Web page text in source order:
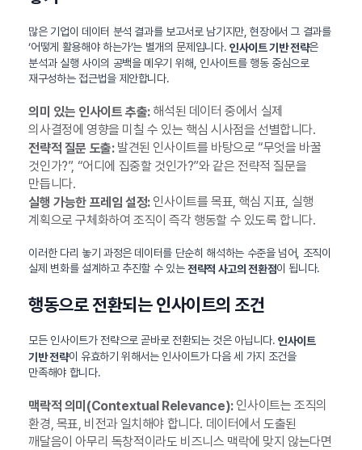
많은 기업이 데이터 분석 결과를 보고서로 남기지만, 현장에서 그 결과를
‘어떻게 활용해야 하는가’는 별개의 문제입니다. 인사이트 기반 전략은
분석과 실행 사이의 공백을 메우기 위해, 인사이트를 행동 중심으로
재구성하는 접근법을 제안합니다.
의미 있는 인사이트 추출:해석된 데이터 중에서 실제
의사결정에 영향을 미칠 수 있는 핵심 시사점을 선별합니다.
전략적 질문 도출:발견된 인사이트를 바탕으로 “무엇을 바꿀
것인가?”, “어디에 집중할 것인가?”와 같은 전략적 질문을
만듭니다.
실행 가능한 프레임 설정:인사이트를 목표, 핵심 지표, 실행
계획으로 구체화하여 조직이 즉각 행동할 수 있도록 합니다.
이러한 다리 놓기 과정은 데이터를 단순히 해석하는 수준을 넘어, 조직이
실제 변화를 설계하고 추진할 수 있는전략적 사고의 전환점이 됩니다.
행동으로 전환되는 인사이트의 조건
모든 인사이트가 전략으로 곧바로 전환되는 것은 아닙니다.인사이트
기반 전략이 유효하기 위해서는 인사이트가 다음 세 가지 조건을
만족해야 합니다.
맥락적 의미(Contextual Relevance):인사이트는 조직의
환경, 목표, 비전과 일치해야 합니다. 데이터에서 도출된
깨달음이 아무리 독창적이라도 비즈니스 맥락에 맞지 않는다면